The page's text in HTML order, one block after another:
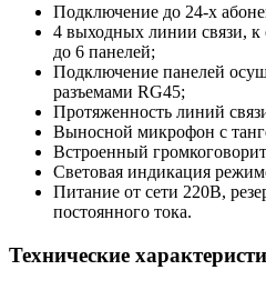
Подключение до 24-х
4 выходных линии связи,
до 6 панелей;
Подключение панелей
разъемами RG45;
Протяженность линий
Выносной микрофон с
Встроенный
Световая индикация
Питание от сети 220В,
постоянного тока.
Технические